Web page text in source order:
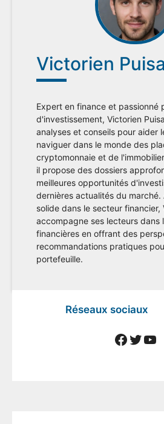
Victorien
Expert en finance et passionné
d'investissement, Victorien
analyses et conseils pour aider
naviguer dans le monde des
cryptomonnaie et de
il propose des dossiers
meilleures opportunités
dernières actualités du
solide dans le secteur financier,
accompagne ses lecteurs dans
financières en offrant des
recommandations pratiques
portefeuille.
Réseaux sociaux